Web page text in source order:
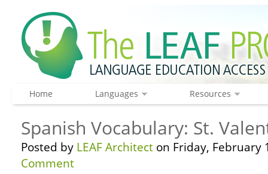
Home Languages Resources
Spanish Vocabulary: St.
Posted by LEAF Architect on Friday, February
Comment